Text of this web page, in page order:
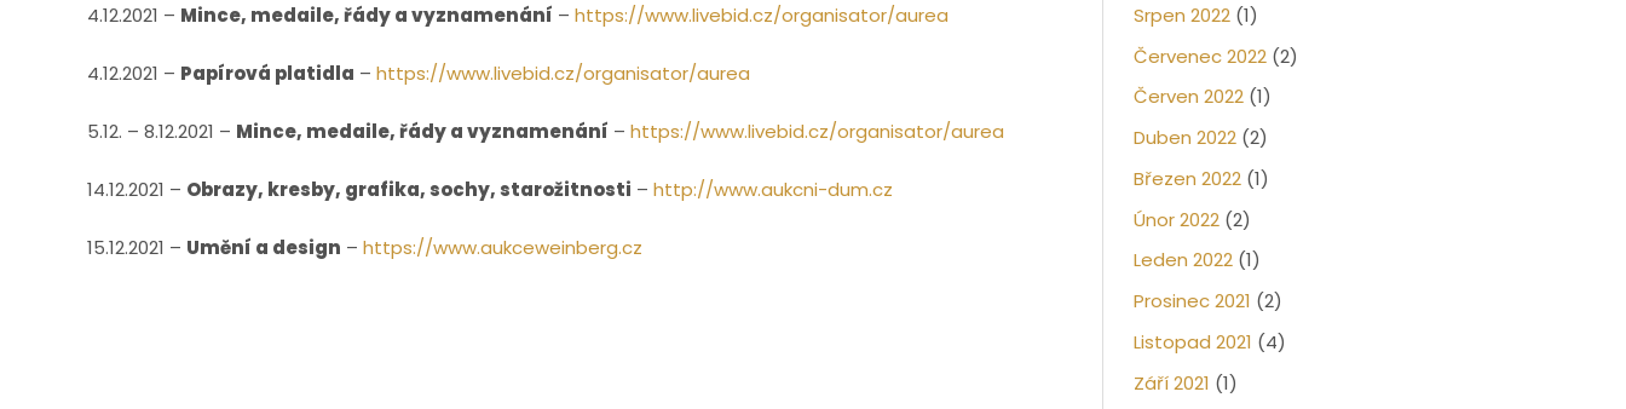
4.12.2021 – Mince, medaile, řády a vyznamenání – https://www.livebid.cz/organisator/aurea
4.12.2021 – Papírová platidla – https://www.livebid.cz/organisator/aurea
5.12. – 8.12.2021 – Mince, medaile, řády a vyznamenání – https://www.livebid.cz/organisator/aurea
14.12.2021 – Obrazy, kresby, grafika, sochy, starožitnosti – http://www.aukcni-dum.cz
15.12.2021 – Umění a design – https://www.aukceweinberg.cz
Srpen 2022 (1)
Červenec 2022 (2)
Červen 2022 (1)
Duben 2022 (2)
Březen 2022 (1)
Únor 2022 (2)
Leden 2022 (1)
Prosinec 2021 (2)
Listopad 2021 (4)
Září 2021 (1)